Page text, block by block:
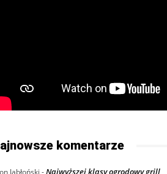
komentarze
Jabłoński -Najwyższej klasy ogrodowy grill